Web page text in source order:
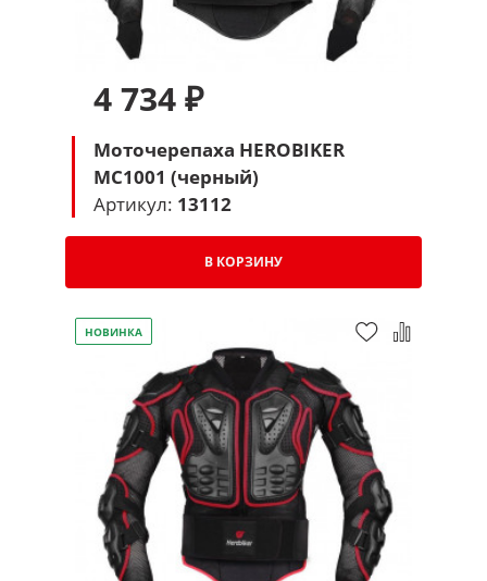
4 734 ₽
Моточерепаха HEROBIKER
MC1001 (черный)
Артикул: 13112
В КОРЗИНУ
НОВИНКА